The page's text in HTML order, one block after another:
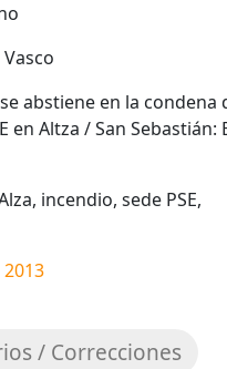
abstiene en la condena
en Altza / San Sebastián:
incendio, sede PSE,
/ Correcciones